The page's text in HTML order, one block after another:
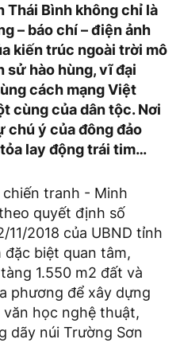
Thái Bình không chỉ là
– báo chí – điện ảnh
kiến trúc ngoài trời mô
sử hào hùng, vĩ đại
cách mạng Việt
cùng của dân tộc. Nơi
chú ý của đông đảo
lay động trái tim…
chiến tranh - Minh
quyết định số
2018 của UBND tỉnh
biệt quan tâm,
1.550 m2 đất và
phương để xây dựng
học nghệ thuật,
dãy núi Trường Sơn